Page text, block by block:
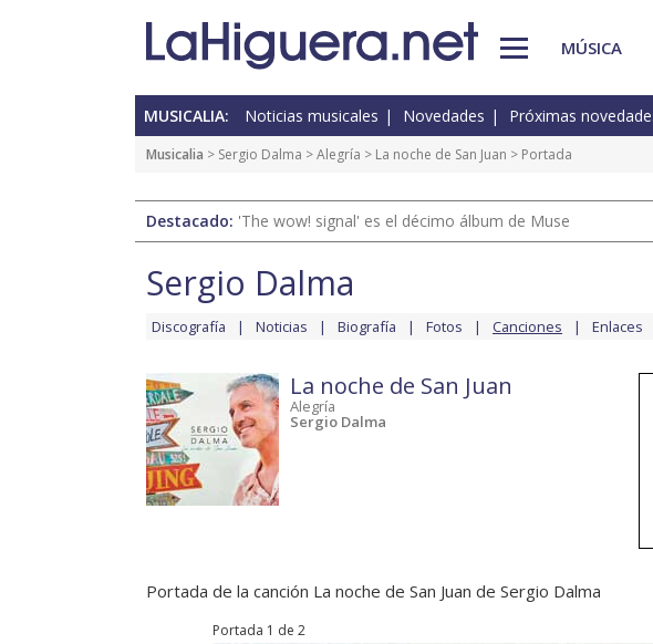
MÚSICA
MUSICALIA: Noticias musicales Novedades Próximas
Musicalia > Sergio Dalma >Alegría > La noche de San Juan > Portada
Destacado: 'The wow! signal' es el décimo álbum de Muse
Sergio Dalma
Discografía Noticias Biografía Fotos Canciones Enlaces
La noche de San Juan
Alegría
Sergio Dalma
Portada de la canción La noche de San Juan de Sergio Dalma
Portada 1 de 2